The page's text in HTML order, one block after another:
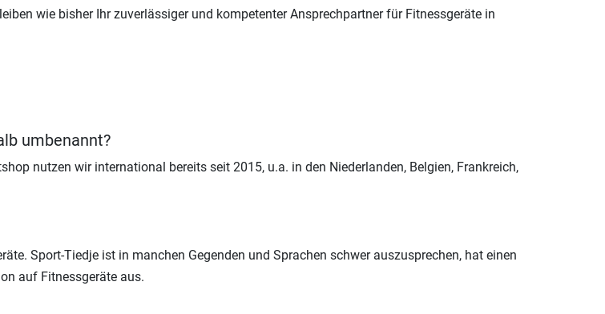
wie bisher Ihr zuverlässiger und kompetenter Ansprechpartner für Fitnessgeräte in
umbenannt?
nutzen wir international bereits seit 2015, u.a. in den Niederlanden, Belgien, Frankreich,
Sport-Tiedje ist in manchen Gegenden und Sprachen schwer auszusprechen, hat einen
auf Fitnessgeräte aus.